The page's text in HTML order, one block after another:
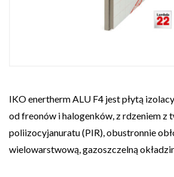
IKO enertherm ALU F4 jest płytą
od freonów i halogenków, z rdzeniem z
poliizocyjanuratu (PIR), obustronnie
wielowarstwową, gazoszczelną